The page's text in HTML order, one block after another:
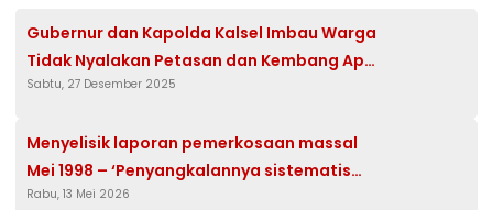
Gubernur dan Kapolda Kalsel Imbau Warga
Tidak Nyalakan Petasan dan Kembang Api
pada Malam Tahun Baru
Sabtu, 27 Desember 2025
Menyelisik laporan pemerkosaan massal
Mei 1998 – ‘Penyangkalannya sistematis
sejak dulu’
Rabu, 13 Mei 2026